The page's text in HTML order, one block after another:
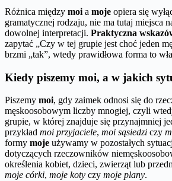
Różnica między moi a moje opiera się
gramatycznej rodzaju, nie ma tutaj miejsca
dowolnej interpretacji. Praktyczna
zapytać „Czy w tej grupie jest choć jeden
brzmi „tak”, wtedy prawidłowa forma to
Kiedy piszemy moi, a w jakich
Piszemy moi, gdy zaimek odnosi się do
męskoosobowym liczby mnogiej, czyli
grupie, w której znajduje się przynajmniej
przykład moi przyjaciele, moi sąsiedzi czy
formy moje używamy w pozostałych
dotyczących rzeczowników
określenia kobiet, dzieci, zwierząt lub
moje córki, moje koty czy moje plany.